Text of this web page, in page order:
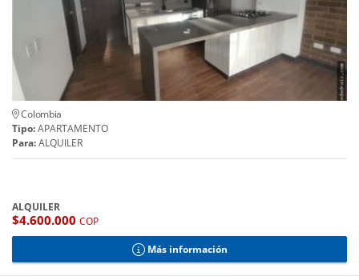
Colombia
Tipo:APARTAMENTO
Para:ALQUILER
ALQUILER
$4.600.000 COP
Más información